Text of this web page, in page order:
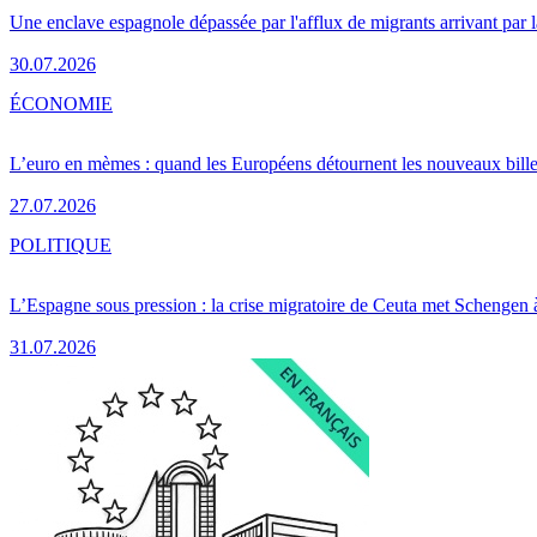
Une enclave espagnole dépassée par l'afflux de migrants arrivant par
30.07.2026
L’euro en mèmes : quand les Européens détournent les nouveaux
27.07.2026
ÉCONOMIE
L’Espagne sous pression : la crise migratoire de Ceuta met Schengen
31.07.2026
POLITIQUE